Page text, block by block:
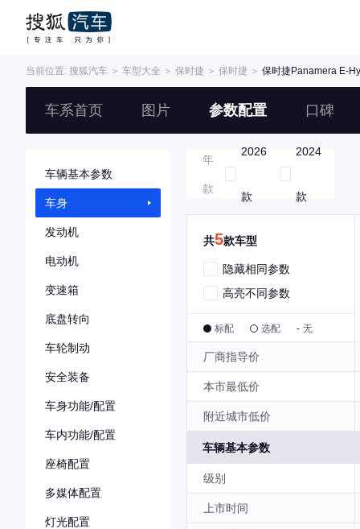
当前位置: 搜狐汽车 ＞ 车型大全 ＞ 保时捷 ＞ 保时捷 ＞ 保时捷Panamera E-
车系首页 图片 参数配置 口碑
车辆基本参数
车身
发动机
电动机
变速箱
底盘转向
车轮制动
安全装备
车身功能/配置
车内功能/配置
座椅配置
多媒体配置
灯光配置
年
款
2026
款
2024
款
共5款车型
隐藏相同参数
高亮不同参数
标配 选配 - 无
厂商指导价
本市最低价
附近城市低价
车辆基本参数
级别
上市时间